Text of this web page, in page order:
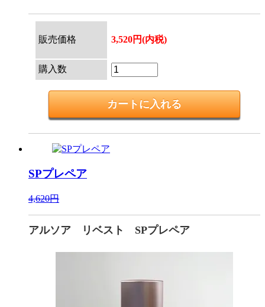
販売価格 3,520円(内税)
購入数
SPプレペア
4,620円
アルソア リベスト SPプレペア